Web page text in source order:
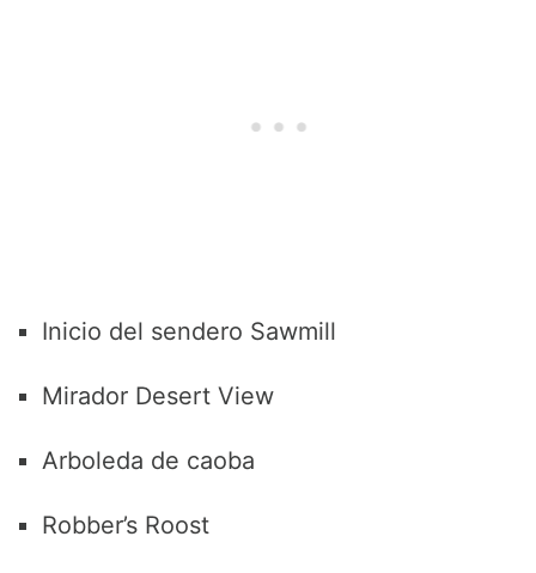
Inicio del sendero Sawmill
Mirador Desert View
Arboleda de caoba
Robber’s Roost